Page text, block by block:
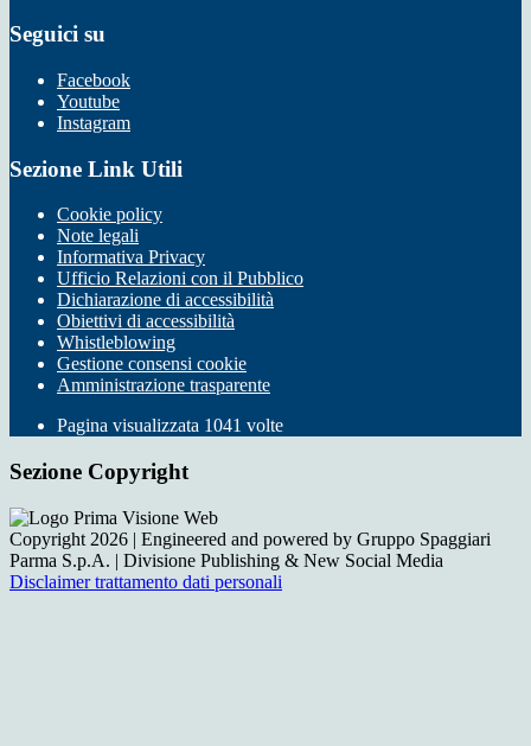
Seguici su
Facebook
Youtube
Instagram
Sezione Link Utili
Cookie policy
Note legali
Informativa Privacy
Ufficio Relazioni con il Pubblico
Dichiarazione di accessibilità
Obiettivi di accessibilità
Whistleblowing
Gestione consensi cookie
Amministrazione trasparente
Pagina visualizzata 1041 volte
Sezione Copyright
Copyright 2026 | Engineered and powered by Gruppo Spaggiari
Parma S.p.A. | Divisione Publishing & New Social Media
Disclaimer trattamento dati personali